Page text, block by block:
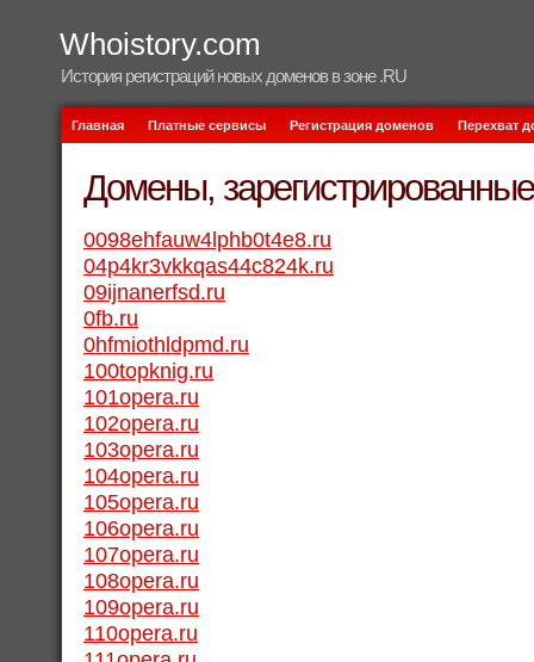
Whoistory.com
История регистраций новых доменов в зоне .RU
Главная Платные сервисы Регистрация доменов Перехват
Домены,
0098ehfauw4lphb0t4e8.ru
04p4kr3vkkqas44c824k.ru
09ijnanerfsd.ru
0fb.ru
0hfmiothldpmd.ru
100topknig.ru
101opera.ru
102opera.ru
103opera.ru
104opera.ru
105opera.ru
106opera.ru
107opera.ru
108opera.ru
109opera.ru
110opera.ru